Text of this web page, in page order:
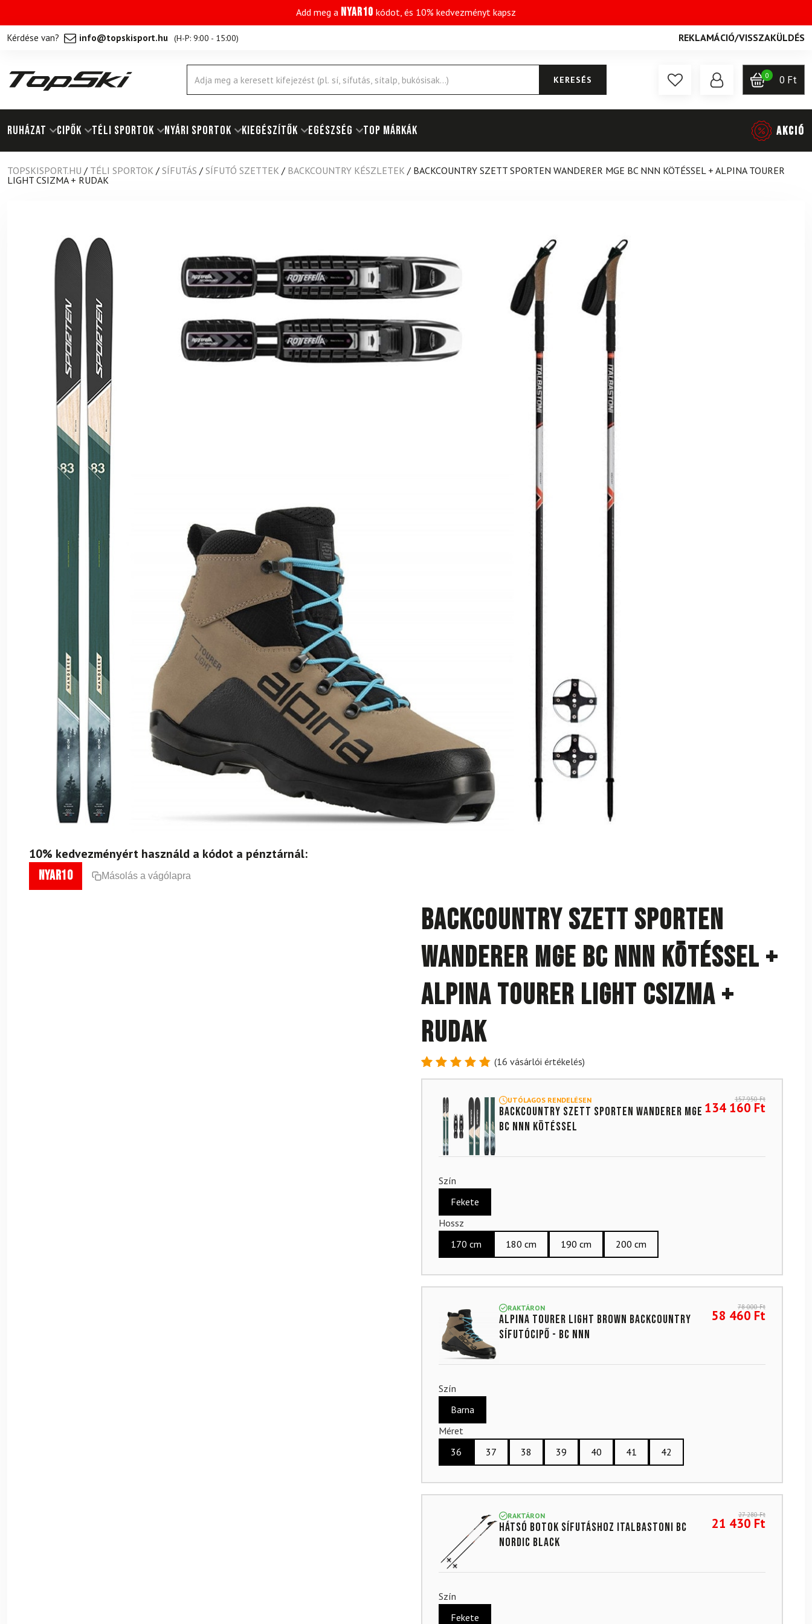
Add meg a NYAR10 kódot, és 10% kedvezményt kapsz
Kérdése van? info@topskisport.hu (H-P: 9:00 - 15:00) REKLAMÁCIÓ/VISSZAKÜLDÉS
Products
search
KERESÉS 0 0 Ft
RUHÁZAT Cipők TÉLI SPORTOK NYÁRI SPORTOK KIEGÉSZÍTŐK EGÉSZSÉG Top márkák AKCIÓ
TOPSKISPORT.HU / TÉLI SPORTOK / SÍFUTÁS / SÍFUTÓ SZETTEK / BACKCOUNTRY KÉSZLETEK / BACKCOUNTRY SZETT SPORTEN WANDERER MGE BC NNN KÖTÉSSEL + ALPINA TOURER
LIGHT CSIZMA + RUDAK
10% kedvezményért használd a kódot a pénztárnál:
nyar10 Másolás a vágólapra
Backcountry szett SPORTEN
Wanderer MgE BC NNN kötéssel +
Alpina Tourer Light csizma +
rudak
Értékelés
5-ből,
16
értékelés
alapján
(16 vásárlói értékelés)
UTÓLAGOS RENDELÉSEN
Backcountry szett SPORTEN Wanderer MgE
BC NNN kötéssel
157 950Ft
134 160 Ft
Szín
Fekete
Hossz
170 cm
180 cm 190 cm 200 cm
RAKTÁRON
ALPINA Tourer Light Brown backcountry
sífutócipő - BC NNN
78 000Ft
58 460 Ft
Szín
Barna
Méret
36
37 38 39 40 41 42
RAKTÁRON
Hátsó botok sífutáshoz ITALBASTONI BC
Nordic Black
27 280Ft
21 430 Ft
Szín
Fekete